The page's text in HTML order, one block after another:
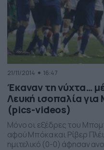
21/11/2014 16:47
Έκαναν τη νύχτα…
Λευκή ισοπαλία
(pics-videos)
Μόνο οι εξέδρες του
αφού Μπόκα και Ρίβερ
ημιτελικό (0-0) άφησαν